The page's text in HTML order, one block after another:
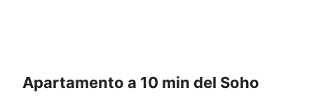
Apartamento a 10 min del Soho